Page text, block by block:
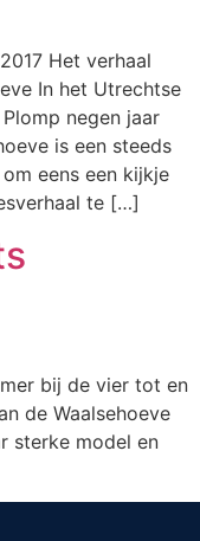
Het verhaal
In het Utrechtse
negen jaar
is een steeds
eens een kijkje
te […]
bij de vier tot en
de Waalsehoeve
sterke model en